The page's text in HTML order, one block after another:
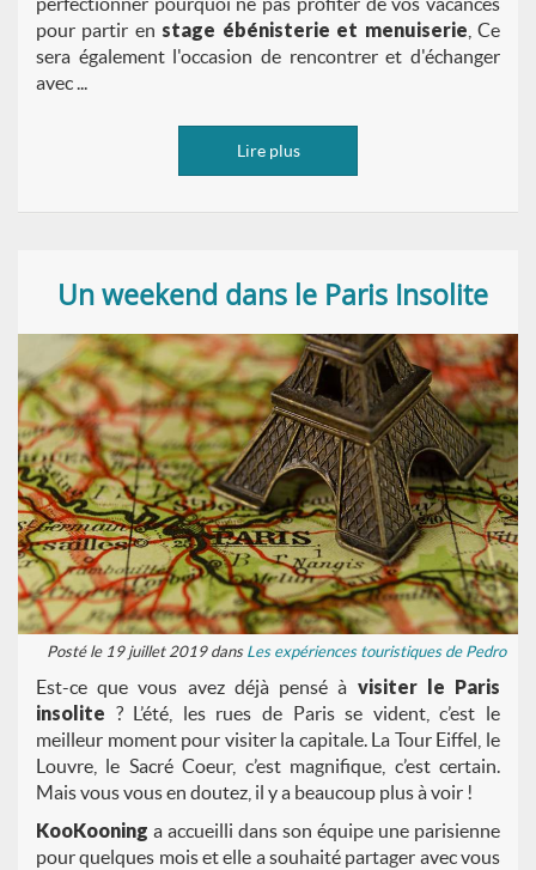
pour partir en stage ébénisterie et menuiserie , Ce
sera également l'occasion de rencontrer et d'échanger
avec ...
Lire plus
Un weekend dans le Paris Insolite
Posté le 19 juillet 2019 dansLes expériences touristiques de Pedro
Est-ce que vous avez déjà pensé à visiter le Paris
insolite ? L’été, les rues de Paris se vident, c’est le
meilleur moment pour visiter la capitale. La Tour Eiffel, le
Louvre, le Sacré Coeur, c’est magnifique, c’est certain.
Mais vous vous en doutez, il y a beaucoup plus à voir !
KooKooning a accueilli dans son équipe une parisienne
pour quelques mois et elle a souhaité partager avec vous